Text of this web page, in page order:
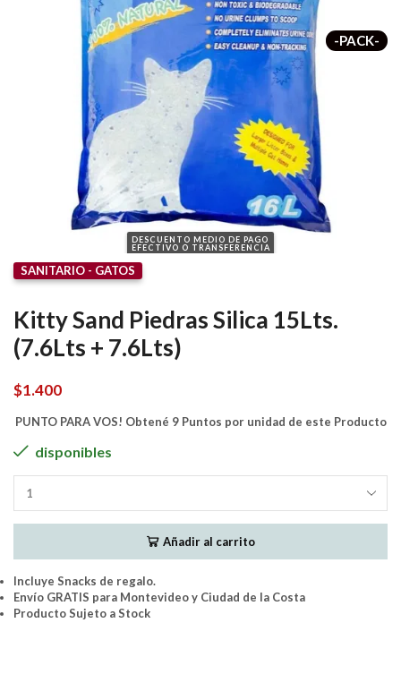
DESCUENTO MEDIO DE PAGO
EFECTIVO O TRANSFERENCIA
-PACK-
SANITARIO - GATOS
Kitty Sand Piedras Silica 15Lts.
(7.6Lts + 7.6Lts)
$1.400
PUNTO PARA VOS! Obtené 9 Puntos por unidad de este Producto
disponibles
Silica
+
Añadir al carrito
Incluye Snacks de regalo.
Envío GRATIS para Montevideo y Ciudad de la Costa
Producto Sujeto a Stock